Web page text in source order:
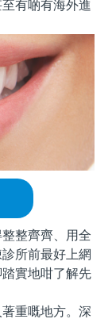
有啲有海外進
整齊齊、用全
所前最好上網
實地咁了解先
重嘅地方。深